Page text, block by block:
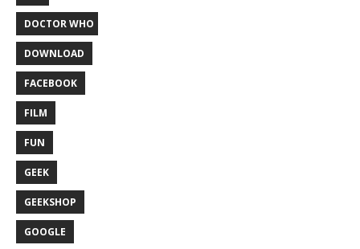
DOCTOR WHO
DOWNLOAD
FACEBOOK
FILM
FUN
GEEK
GEEKSHOP
GOOGLE